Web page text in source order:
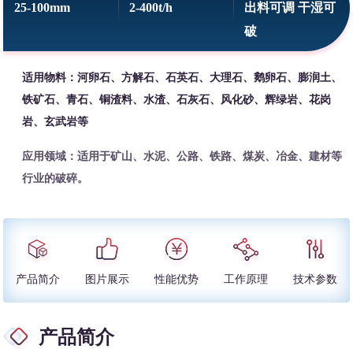
25-100mm 2-400t/h
出料可调 干湿可
破
适用物料：河卵石、方解石、石英石、大理石、鹅卵石、膨润土、
铁矿石、青石、铜渣料、水渣、石灰石、风化砂、辉绿岩、花岗
岩、玄武岩等
应用领域：适用于矿山、水泥、公路、铁路、煤炭、冶金、建材等
行业的破碎。
产品简介 图片展示 性能优势 工作原理 技术参数
产品简介